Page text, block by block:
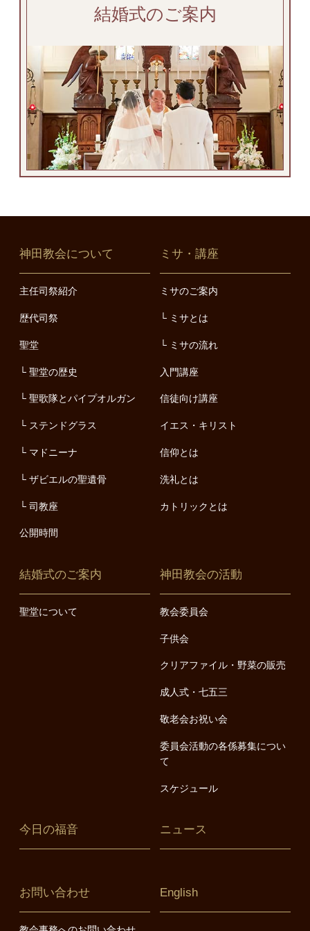
結婚式のご案内
神田教会について
主任司祭紹介
歴代司祭
聖堂
聖堂の歴史
聖歌隊とパイプオルガン
ステンドグラス
マドニーナ
ザビエルの聖遺骨
司教座
公開時間
ミサ・講座
ミサのご案内
ミサとは
ミサの流れ
入門講座
信徒向け講座
イエス・キリスト
信仰とは
洗礼とは
カトリックとは
結婚式のご案内
聖堂について
神田教会の活動
教会委員会
子供会
クリアファイル・野菜の販売
成人式・七五三
敬老会お祝い会
委員会活動の各係募集につい
て
スケジュール
今日の福音 ニュース
お問い合わせ English